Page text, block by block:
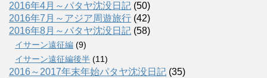
2016年4月～パタヤ沈没日記 (50)
2016年7月～アジア周遊旅行 (42)
2016年8月～パタヤ沈没日記 (58)
イサーン遠征編 (9)
イサーン遠征編後半 (11)
2016～2017年末年始パタヤ沈没日記 (35)